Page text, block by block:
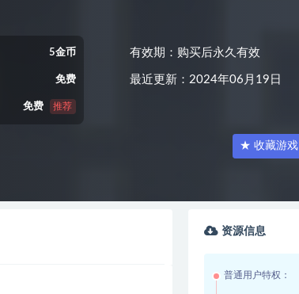
5金币
免费
免费 推荐
有效期：购买后永久有效
最近更新：2024年06月19日
★ 收藏游戏
资源信息
普通用户特权：